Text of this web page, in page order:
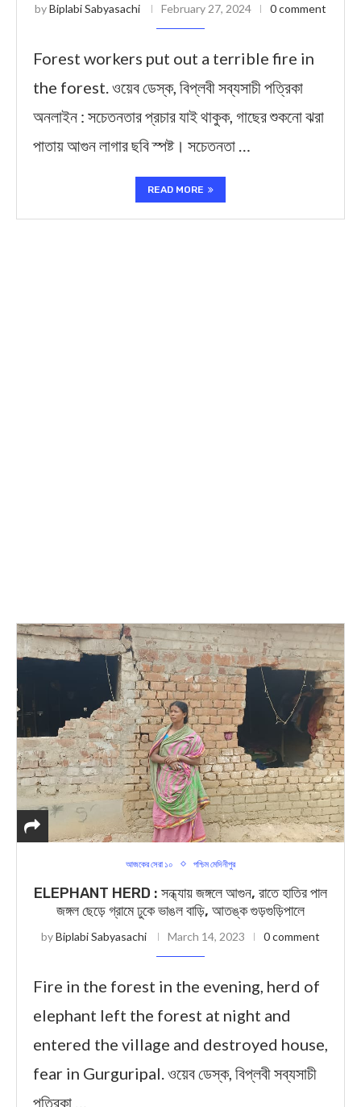
byBiplabi Sabyasachi February 27, 2024 0 comment
Forest workers put out a terrible fire in
the forest. ওয়েব ডেস্ক, বিপ্লবী সব্যসাচী পত্রিকা
অনলাইন : সচেতনতার প্রচার যাই থাকুক, গাছের শুকনো ঝরা
পাতায় আগুন লাগার ছবি স্পষ্ট। সচেতনতা …
READ MORE
আজকের সেরা ১০ পশ্চিম মেদিনীপুর
ELEPHANT HERD : সন্ধ্যায় জঙ্গলে আগুন, রাতে হাতির পাল
জঙ্গল ছেড়ে গ্রামে ঢুকে ভাঙল বাড়ি, আতঙ্ক গুড়গুড়িপালে
byBiplabi Sabyasachi March 14, 2023 0 comment
Fire in the forest in the evening, herd of
elephant left the forest at night and
entered the village and destroyed house,
fear in Gurguripal. ওয়েব ডেস্ক, বিপ্লবী সব্যসাচী
পত্রিকা …